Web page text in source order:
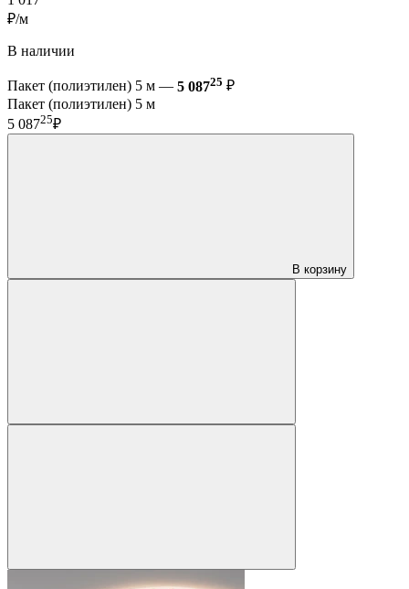
₽/м
В наличии
Пакет (полиэтилен) 5 м — 5 08725 ₽
Пакет (полиэтилен) 5 м
5 08725₽
В корзину